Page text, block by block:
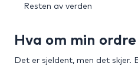
Resten av verden
Hva om min
Det er sjeldent, men det